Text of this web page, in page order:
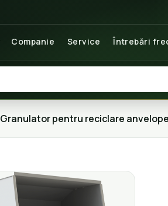
Companie Service Întrebări
Granulator pentru reciclare anvelope